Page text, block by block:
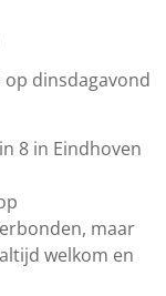
dinsdagavond
8 in Eindhoven
maar
welkom en